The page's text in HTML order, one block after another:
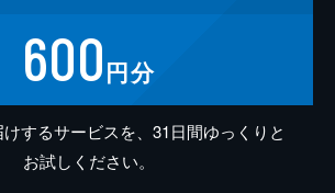
600円分
するサービスを、31日間ゆっくりと
お試しください。